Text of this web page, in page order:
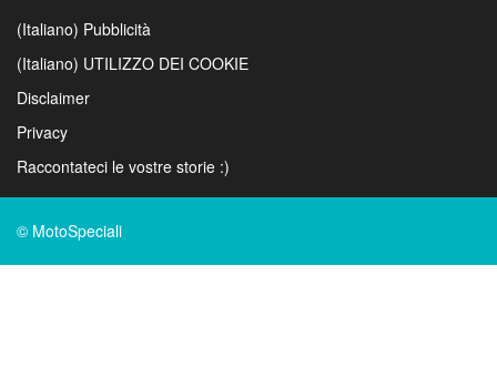
(Italiano) Pubblicità
(Italiano) UTILIZZO DEI COOKIE
Disclaimer
Privacy
Raccontateci le vostre storie :)
© MotoSpeciali